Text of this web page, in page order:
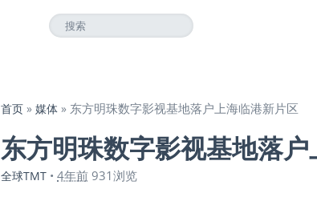
首页 » 媒体 » 东方明珠数字影视基地落户上海临港新片区
东方明珠数字影视基地落
全球TMT • 4年前 931浏览